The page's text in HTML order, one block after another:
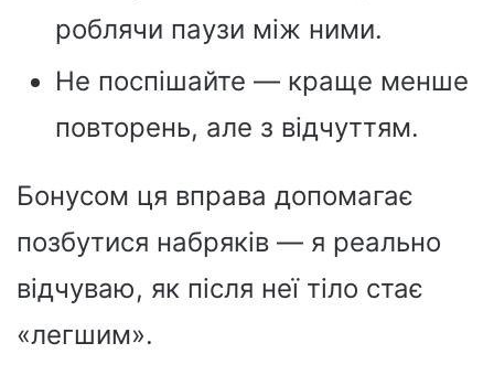
роблячи паузи між ними.
Не поспішайте — краще менше
повторень, але з відчуттям.
Бонусом ця вправа допомагає
позбутися набряків — я реально
відчуваю, як після неї тіло стає
«легшим».